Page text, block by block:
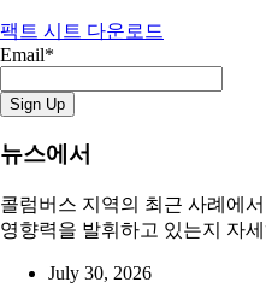
팩트 시트 다운로드
Email*
뉴스에서
콜럼버스 지역의 최근 사례에
영향력을 발휘하고 있는지 자
July 30, 2026